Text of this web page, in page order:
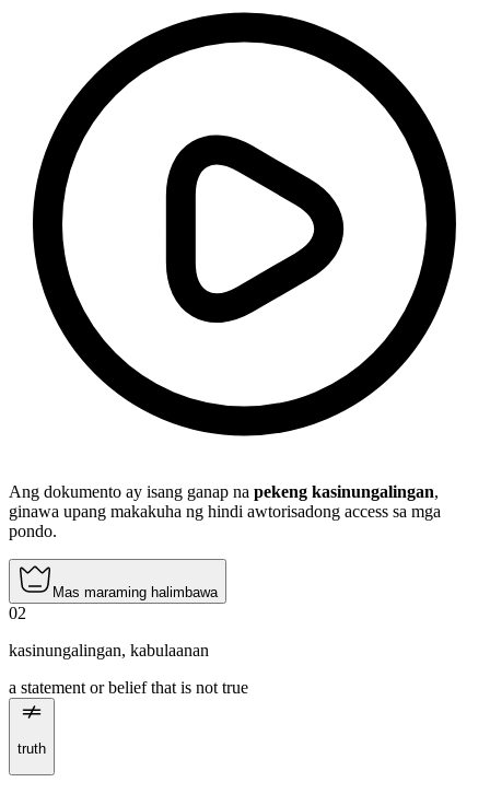
Ang dokumento ay isang ganap na pekeng kasinungalingan,
ginawa upang makakuha ng hindi awtorisadong access sa mga
pondo.
Mas maraming halimbawa
02
kasinungalingan, kabulaanan
a statement or belief that is not true
truth